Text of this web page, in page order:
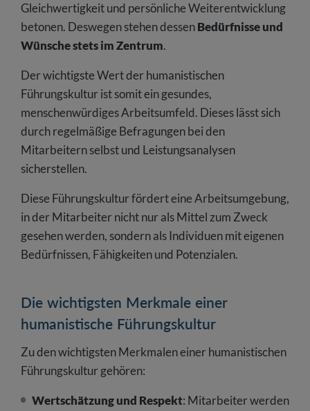
Gleichwertigkeit und persönliche Weiterentwicklung
betonen. Deswegen stehen dessenBedürfnisse und
Wünsche stets im Zentrum.
Der wichtigste Wert der humanistischen
Führungskultur ist somit ein gesundes,
menschenwürdiges Arbeitsumfeld. Dieses lässt sich
durch regelmäßige Befragungen bei den
Mitarbeitern selbst und Leistungsanalysen
sicherstellen.
Diese Führungskultur fördert eine Arbeitsumgebung,
in der Mitarbeiter nicht nur als Mittel zum Zweck
gesehen werden, sondern als Individuen mit eigenen
Bedürfnissen, Fähigkeiten und Potenzialen.
Die wichtigsten Merkmale einer
humanistische Führungskultur
Zu den wichtigsten Merkmalen einer humanistischen
Führungskultur gehören:
Wertschätzung und Respekt: Mitarbeiter werden